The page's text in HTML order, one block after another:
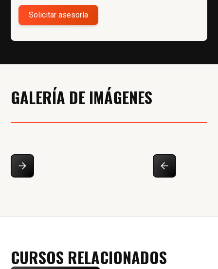
GALERÍA DE IMÁGENES
CURSOS RELACIONADOS